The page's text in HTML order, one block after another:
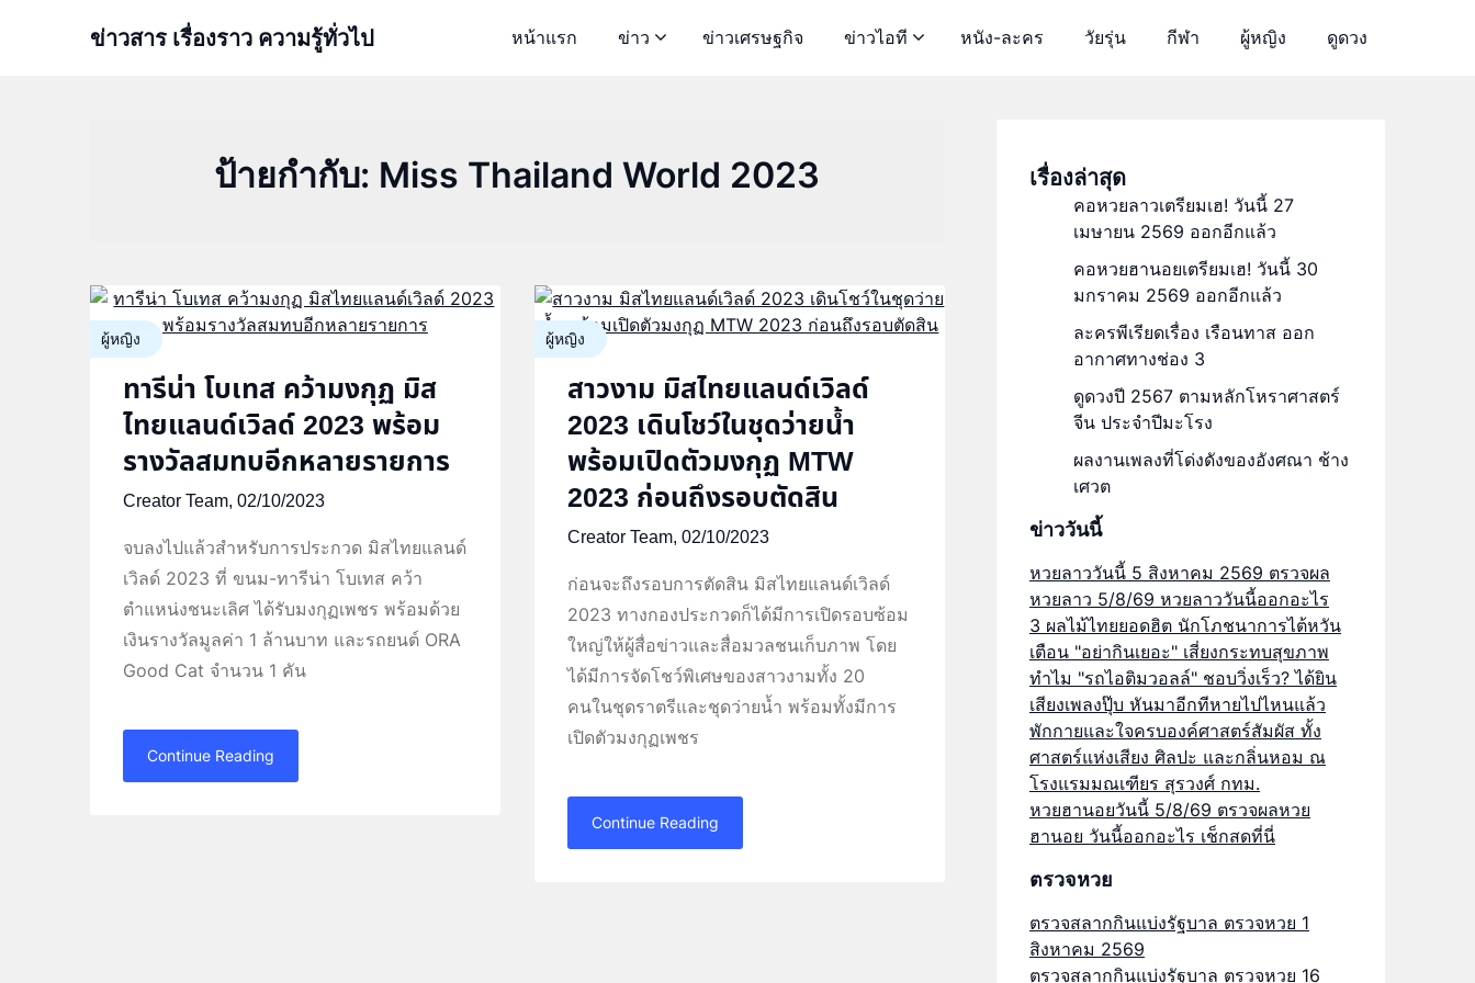
ข่าวสาร เรื่องราว ความรู้ทั่วไป หน้าแรก ข่าว ข่าวเศรษฐกิจ ข่าวไอที หนัง-ละคร วัยรุ่น กีฬา ผู้หญิง ดูดวง
ป้ายกำกับ: Miss Thailand World 2023
ผู้หญิง
ทารีน่า โบเทส คว้ามงกุฏ มิส
ไทยแลนด์เวิลด์ 2023 พร้อม
รางวัลสมทบอีกหลายรายการ
Creator Team, 02/10/2023
จบลงไปแล้วสำหรับการประกวด มิสไทยแลนด์
เวิลด์ 2023 ที่ ขนม-ทารีน่า โบเทส คว้า
ตำแหน่งชนะเลิศ ได้รับมงกุฏเพชร พร้อมด้วย
เงินรางวัลมูลค่า 1 ล้านบาท และรถยนต์ ORA
Good Cat จำนวน 1 คัน
Continue Reading
ผู้หญิง
สาวงาม มิสไทยแลนด์เวิลด์
2023 เดินโชว์ในชุดว่ายน้ำ
พร้อมเปิดตัวมงกุฏ MTW
2023 ก่อนถึงรอบตัดสิน
Creator Team, 02/10/2023
ก่อนจะถึงรอบการตัดสิน มิสไทยแลนด์เวิลด์
2023 ทางกองประกวดก็ได้มีการเปิดรอบซ้อม
ใหญ่ให้ผู้สื่อข่าวและสื่อมวลชนเก็บภาพ โดย
ได้มีการจัดโชว์พิเศษของสาวงามทั้ง 20
คนในชุดราตรีและชุดว่ายน้ำ พร้อมทั้งมีการ
เปิดตัวมงกุฏเพชร
Continue Reading
เรื่องล่าสุด
คอหวยลาวเตรียมเฮ! วันนี้ 27
เมษายน 2569 ออกอีกแล้ว
คอหวยฮานอยเตรียมเฮ! วันนี้ 30
มกราคม 2569 ออกอีกแล้ว
ละครพีเรียดเรื่อง เรือนทาส ออก
อากาศทางช่อง 3
ดูดวงปี 2567 ตามหลักโหราศาสตร์
จีน ประจำปีมะโรง
ผลงานเพลงที่โด่งดังของอังศณา ช้าง
เศวต
ข่าววันนี้
หวยลาววันนี้ 5 สิงหาคม 2569 ตรวจผล
หวยลาว 5/8/69 หวยลาววันนี้ออกอะไร
3 ผลไม้ไทยยอดฮิต นักโภชนาการไต้หวัน
เตือน "อย่ากินเยอะ" เสี่ยงกระทบสุขภาพ
ทำไม "รถไอติมวอลล์" ชอบวิ่งเร็ว? ได้ยิน
เสียงเพลงปุ๊บ หันมาอีกทีหายไปไหนแล้ว
พักกายและใจครบองค์ศาสตร์สัมผัส ทั้ง
ศาสตร์แห่งเสียง ศิลปะ และกลิ่นหอม ณ
โรงแรมมณเฑียร สุรวงศ์ กทม.
หวยฮานอยวันนี้ 5/8/69 ตรวจผลหวย
ฮานอย วันนี้ออกอะไร เช็กสดที่นี่
ตรวจหวย
ตรวจสลากกินแบ่งรัฐบาล ตรวจหวย 1
สิงหาคม 2569
ตรวจสลากกินแบ่งรัฐบาล ตรวจหวย 16